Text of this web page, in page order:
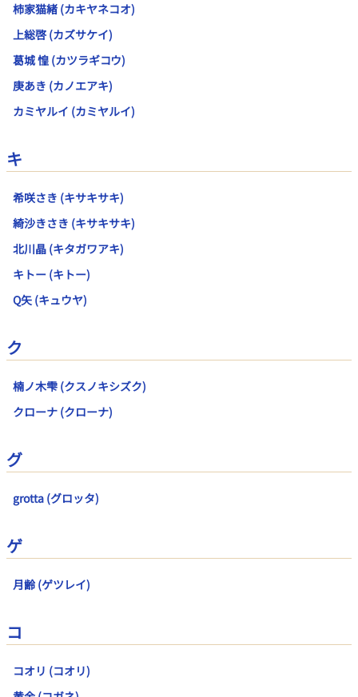
柿家猫緒 (カキヤネコオ)
上総啓 (カズサケイ)
葛城 惶 (カツラギコウ)
庚あき (カノエアキ)
カミヤルイ (カミヤルイ)
キ
希咲さき (キサキサキ)
綺沙きさき (キサキサキ)
北川晶 (キタガワアキ)
キトー (キトー)
Q矢 (キュウヤ)
ク
楠ノ木雫 (クスノキシズク)
クローナ (クローナ)
グ
grotta (グロッタ)
ゲ
月齢 (ゲツレイ)
コ
コオリ (コオリ)